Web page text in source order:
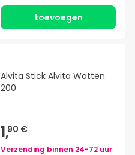
toevoegen
Alvita Stick Alvita Watten
200
1,90 €
Verzending binnen 24-72 uur